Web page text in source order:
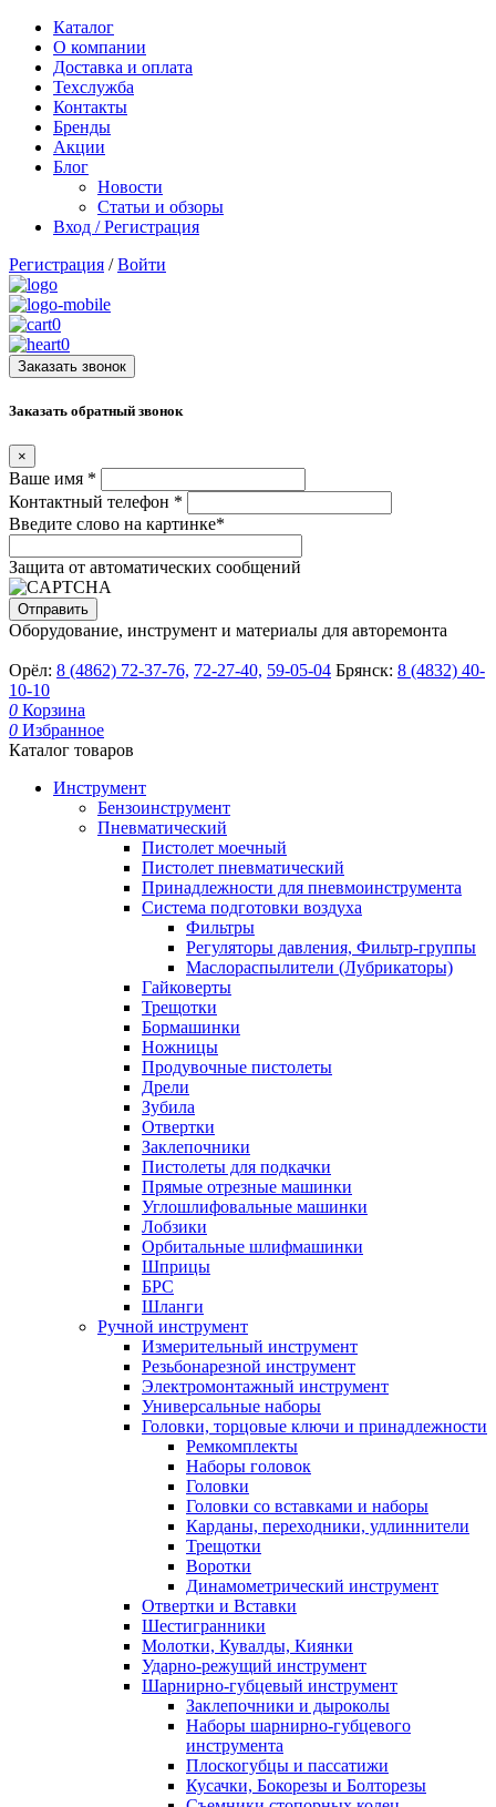
Каталог
О компании
Доставка и оплата
Техслужба
Контакты
Бренды
Акции
Блог
Новости
Статьи и обзоры
Вход / Регистрация
Регистрация / Войти
0
0
Заказать звонок
Заказать обратный звонок
×
Ваше имя *
Контактный телефон *
Введите слово на картинке*
Защита от автоматических сообщений
Оборудование, инструмент и материалы для авторемонта
Орёл: 8 (4862) 72-37-76, 72-27-40, 59-05-04 Брянск: 8 (4832) 40-
10-10
0 Корзина
0 Избранное
Каталог товаров
Инструмент
Бензоинструмент
Пневматический
Пистолет моечный
Пистолет пневматический
Принадлежности для пневмоинструмента
Система подготовки воздуха
Фильтры
Регуляторы давления, Фильтр-группы
Маслораспылители (Лубрикаторы)
Гайковерты
Трещотки
Бормашинки
Ножницы
Продувочные пистолеты
Дрели
Зубила
Отвертки
Заклепочники
Пистолеты для подкачки
Прямые отрезные машинки
Углошлифовальные машинки
Лобзики
Орбитальные шлифмашинки
Шприцы
БРС
Шланги
Ручной инструмент
Измерительный инструмент
Резьбонарезной инструмент
Электромонтажный инструмент
Универсальные наборы
Головки, торцовые ключи и принадлежности
Ремкомплекты
Наборы головок
Головки
Головки со вставками и наборы
Карданы, переходники, удлиннители
Трещотки
Воротки
Динамометрический инструмент
Отвертки и Вставки
Шестигранники
Молотки, Кувалды, Киянки
Ударно-режущий инструмент
Шарнирно-губцевый инструмент
Заклепочники и дыроколы
Наборы шарнирно-губцевого
инструмента
Плоскогубцы и пассатижи
Кусачки, Бокорезы и Болторезы